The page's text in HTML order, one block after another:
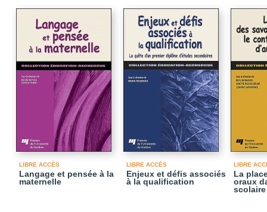
LIBRE ACCÈS
Langage et pensée à la
maternelle
LIBRE ACCÈS
Enjeux et défis associés
à la qualification
LIBRE
La
oraux